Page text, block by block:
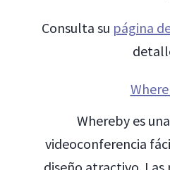
Consulta su página
Whereby es
videoconferencia